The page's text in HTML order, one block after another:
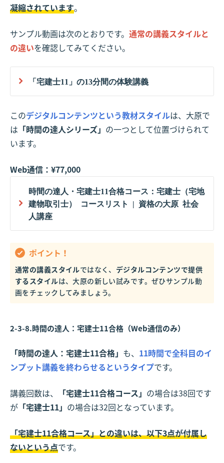
凝縮されています。
サンプル動画は次のとおりです。 通常の講義スタイルと
の違いを確認してみてください。
「宅建士11」の13分間の体験講義
このデジタルコンテンツという教材スタイルは、大原で
は 「時間の達人シリーズ」 の一つとして位置づけられて
います。
Web通信：¥77,000
時間の達人・宅建士11合格コース：宅建士（宅地
建物取引士） コースリスト | 資格の大原 社会
人講座
ポイント！
通常の講義スタイルではなく、 デジタルコンテンツで提供
するスタイルは、大原の新しい試みです。ぜひサンプル動
画をチェックしてみましょう。
2-3-8.時間の達人：宅建士11合格（Web通信のみ）
「時間の達人：宅建士11合格」 も、 11時間で全科目のイ
ンプット講義を終わらせるというタイプです。
講義回数は、 「宅建士11合格コース」 の場合は38回です
が 「宅建士11」 の場合は32回となっています。
「宅建士11合格コース」との違いは、以下3点が付属し
ないという点です。